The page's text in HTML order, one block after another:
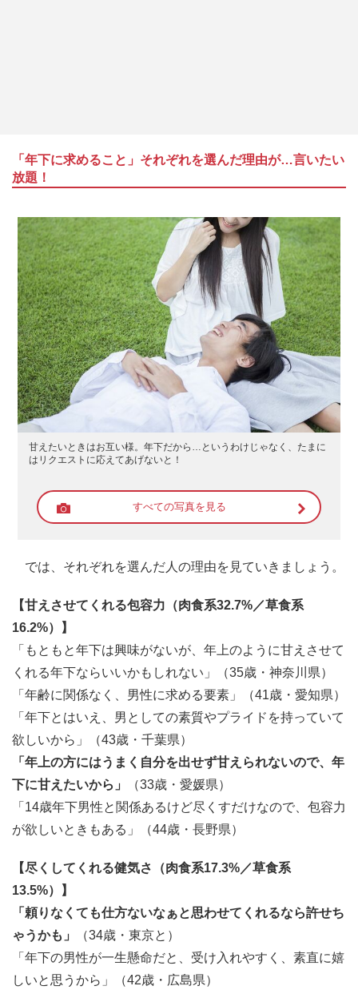
「年下に求めること」それぞれを選んだ理由が…言いたい
放題！
甘えたいときはお互い様。年下だから…というわけじゃなく、たまに
はリクエストに応えてあげないと！
すべての写真を見る
では、それぞれを選んだ人の理由を見ていきましょう。
【甘えさせてくれる包容力（肉食系32.7%／草食系
16.2%）】
「もともと年下は興味がないが、年上のように甘えさせて
くれる年下ならいいかもしれない」（35歳・神奈川県）
「年齢に関係なく、男性に求める要素」（41歳・愛知県）
「年下とはいえ、男としての素質やプライドを持っていて
欲しいから」（43歳・千葉県）
「年上の方にはうまく自分を出せず甘えられないので、年
下に甘えたいから」
（33歳・愛媛県）
「14歳年下男性と関係あるけど尽くすだけなので、包容力
が欲しいときもある」（44歳・長野県）
【尽くしてくれる健気さ（肉食系17.3%／草食系
13.5%）】
「頼りなくても仕方ないなぁと思わせてくれるなら許せち
ゃうかも」
（34歳・東京と）
「年下の男性が一生懸命だと、受け入れやすく、素直に嬉
しいと思うから」（42歳・広島県）